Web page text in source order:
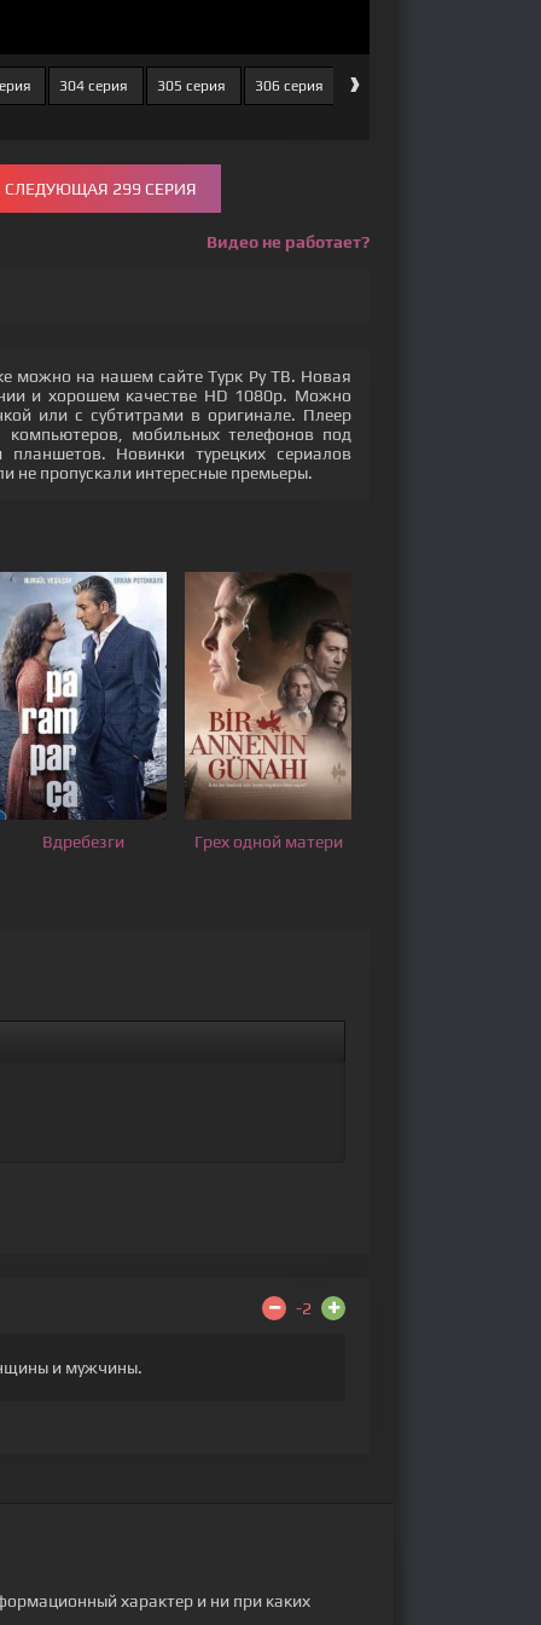
304 серия 305 серия 306 серия 307 серия
›
СЛЕДУЮЩАЯ 299 СЕРИЯ
Видео не работает?
можно на нашем сайте Турк Ру ТВ. Новая
и хорошем качестве HD 1080p. Можно
или с субтитрами в оригинале. Плеер
мобильных телефонов под
Новинки турецких сериалов
не пропускали интересные премьеры.
Вдребезги Грех одной матери
-2
и мужчины.
характер и ни при каких